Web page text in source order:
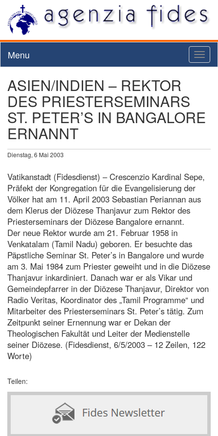
Menu
ASIEN/INDIEN – REKTOR
DES PRIESTERSEMINARS
ST. PETER’S IN BANGALORE
ERNANNT
Dienstag, 6 Mai 2003
Vatikanstadt (Fidesdienst) – Crescenzio Kardinal Sepe,
Präfekt der Kongregation für die Evangelisierung der
Völker hat am 11. April 2003 Sebastian Periannan aus
dem Klerus der Diözese Thanjavur zum Rektor des
Priesterseminars der Diözese Bangalore ernannt.
Der neue Rektor wurde am 21. Februar 1958 in
Venkatalam (Tamil Nadu) geboren. Er besuchte das
Päpstliche Seminar St. Peter’s in Bangalore und wurde
am 3. Mai 1984 zum Priester geweiht und in die Diözese
Thanjavur inkardiniert. Danach war er als Vikar und
Gemeindepfarrer in der Diözese Thanjavur, Direktor von
Radio Veritas, Koordinator des „Tamil Programme“ und
Mitarbeiter des Priesterseminars St. Peter’s tätig. Zum
Zeitpunkt seiner Ernennung war er Dekan der
Theologischen Fakultät und Leiter der Medienstelle
seiner Diözese. (Fidesdienst, 6/5/2003 – 12 Zeilen, 122
Worte)
Teilen: